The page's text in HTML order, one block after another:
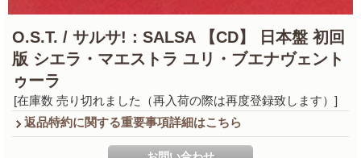
O.S.T. / サルサ!：SALSA 【CD】 日本盤 初回
版 シエラ・マエストラ ユリ・ブエナヴェント
ゥーラ
[在庫数 売り切れました（再入荷の際は再度登録致します）]
返品特約に関する重要事項詳細はこちら